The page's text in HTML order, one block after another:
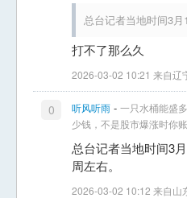
总台记者当地时间3
打不了那么久
2026-03-02 10:21 来自辽
0 听风听雨 - 一只水桶能盛
少钱，不是股市爆涨时你
总台记者当地时间3
周左右。
2026-03-02 10:12 来自山